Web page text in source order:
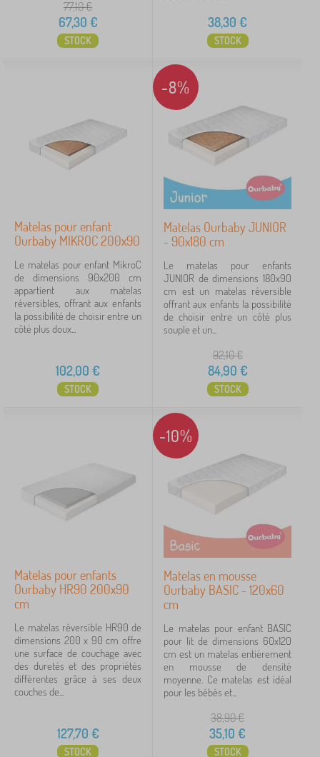
77,10€
67,30 €
STOCK
38,30 €
STOCK
Matelas pour enfant
Ourbaby MIKROC 200x90
Le matelas pour enfant MikroC
de dimensions 90x200 cm
appartient aux matelas
réversibles, offrant aux enfants
la possibilité de choisir entre un
côté plus doux...
102,00 €
STOCK
-8%
Matelas Ourbaby JUNIOR
- 90x180 cm
Le matelas pour enfants
JUNIOR de dimensions 180x90
cm est un matelas réversible
offrant aux enfants la possibilité
de choisir entre un côté plus
souple et un...
92,10€
84,90 €
STOCK
Matelas pour enfants
Ourbaby HR90 200x90
cm
Le matelas réversible HR90 de
dimensions 200 x 90 cm offre
une surface de couchage avec
des duretés et des propriétés
différentes grâce à ses deux
couches de...
127,70 €
STOCK
-10%
Matelas en mousse
Ourbaby BASIC - 120x60
cm
Le matelas pour enfant BASIC
pour lit de dimensions 60x120
cm est un matelas entièrement
en mousse de densité
moyenne. Ce matelas est idéal
pour les bébés et...
38,90€
35,10 €
STOCK